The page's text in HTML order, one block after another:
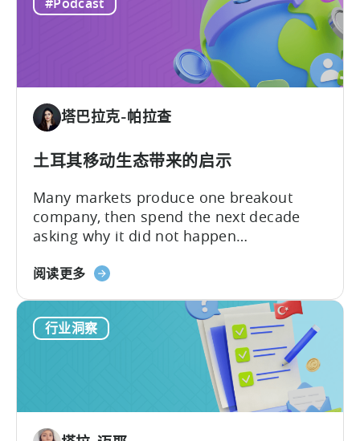
Manager and Account Executive Tabarak
Paracha and Batuhan Avucan, founder of
Mobidictum, on Tenjin ROI 101. Turkish...
Iteration
Gaming
塔巴拉克-帕拉查
土耳其移动生态带来的启示
Many markets produce one breakout
company, then spend the next decade
asking why it did not happen
followed a different path. It produced a
then a second, and now a third. As
Batuhan Avucan, founder of Mobidictum,
explained during a recent episode of
阅读更多about
Türkiye’s
行业洞察